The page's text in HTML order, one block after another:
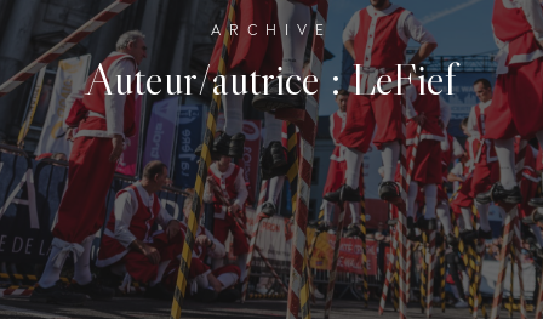
ARCHIVE
Auteur/autrice :LeFief